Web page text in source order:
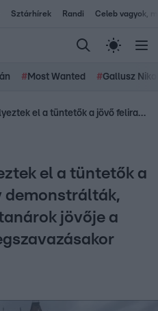
Sztárhírek Randi Celeb vagyok,
# Most Wanted #Gallusz
100 kiló jeget helyeztek el a tüntetők a jövő feliraton – így demonstrálták, hogyan olvad el a tanárok jövője a státusztörvény megszavazásakor
el a tüntetők a
demonstrálták,
jövője a